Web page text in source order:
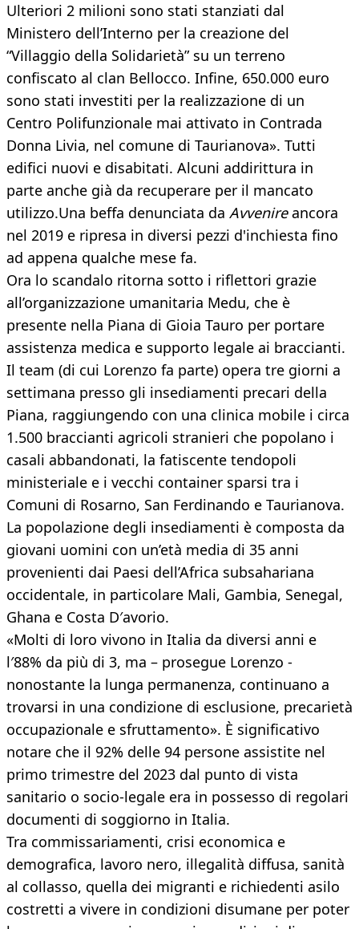
Ulteriori 2 milioni sono stati stanziati dal
Ministero dell’Interno per la creazione del
“Villaggio della Solidarietà” su un terreno
confiscato al clan Bellocco. Infine, 650.000 euro
sono stati investiti per la realizzazione di un
Centro Polifunzionale mai attivato in Contrada
Donna Livia, nel comune di Taurianova». Tutti
edifici nuovi e disabitati. Alcuni addirittura in
parte anche già da recuperare per il mancato
utilizzo.Una beffa denunciata da Avvenireancora
nel 2019 e ripresa in diversi pezzi d'inchiesta fino
ad appena qualche mese fa.
Ora lo scandalo ritorna sotto i riflettori grazie
all’organizzazione umanitaria Medu, che è
presente nella Piana di Gioia Tauro per portare
assistenza medica e supporto legale ai braccianti.
Il team (di cui Lorenzo fa parte) opera tre giorni a
settimana presso gli insediamenti precari della
Piana, raggiungendo con una clinica mobile i circa
1.500 braccianti agricoli stranieri che popolano i
casali abbandonati, la fatiscente tendopoli
ministeriale e i vecchi container sparsi tra i
Comuni di Rosarno, San Ferdinando e Taurianova.
La popolazione degli insediamenti è composta da
giovani uomini con un’età media di 35 anni
provenienti dai Paesi dell’Africa subsahariana
occidentale, in particolare Mali, Gambia, Senegal,
Ghana e Costa D′avorio.
«Molti di loro vivono in Italia da diversi anni e
l′88% da più di 3, ma – prosegue Lorenzo -
nonostante la lunga permanenza, continuano a
trovarsi in una condizione di esclusione, precarietà
occupazionale e sfruttamento». È significativo
notare che il 92% delle 94 persone assistite nel
primo trimestre del 2023 dal punto di vista
sanitario o socio-legale era in possesso di regolari
documenti di soggiorno in Italia.
Tra commissariamenti, crisi economica e
demografica, lavoro nero, illegalità diffusa, sanità
al collasso, quella dei migranti e richiedenti asilo
costretti a vivere in condizioni disumane per poter